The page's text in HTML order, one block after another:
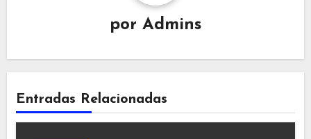
por Admins
Entradas Relacionadas